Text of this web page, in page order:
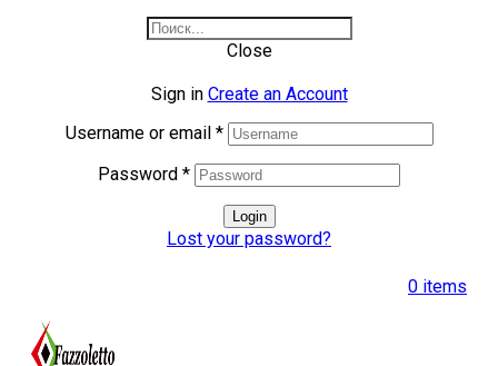
Close
Sign in Create an Account
Username or email *
Password *
Login
Lost your password?
0 items